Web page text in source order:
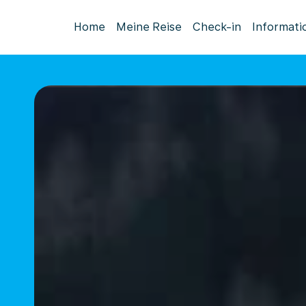
Home Meine Reise Check-in